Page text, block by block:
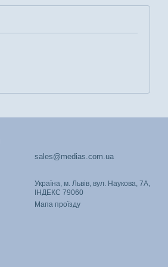
sales@medias.com.ua
Україна, м. Львів, вул. Наукова, 7А,
ІНДЕКС 79060
Мапа проїзду